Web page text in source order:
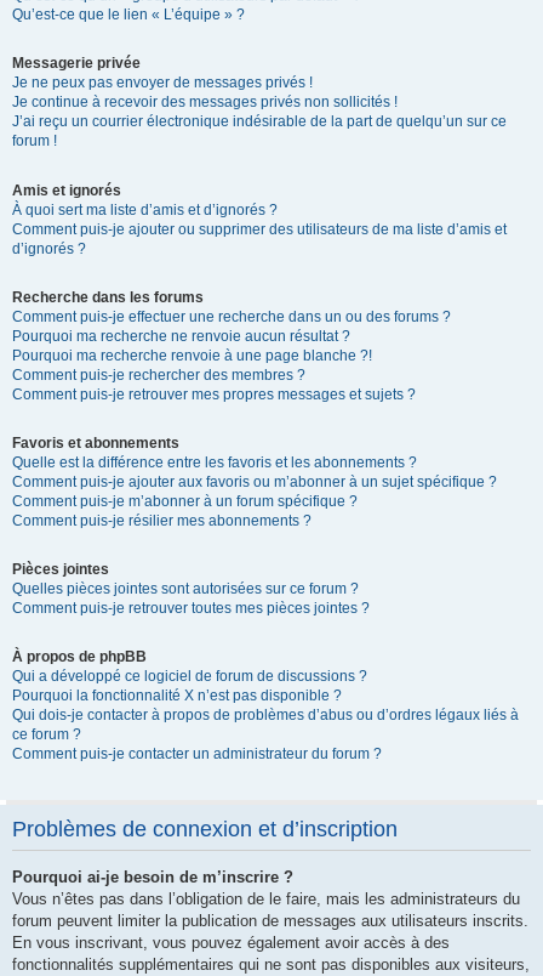
Qu’est-ce que le lien « L’équipe » ?
Messagerie privée
Je ne peux pas envoyer de messages privés !
Je continue à recevoir des messages privés non sollicités !
J’ai reçu un courrier électronique indésirable de la part de quelqu’un sur ce
forum !
Amis et ignorés
À quoi sert ma liste d’amis et d’ignorés ?
Comment puis-je ajouter ou supprimer des utilisateurs de ma liste d’amis et
d’ignorés ?
Recherche dans les forums
Comment puis-je effectuer une recherche dans un ou des forums ?
Pourquoi ma recherche ne renvoie aucun résultat ?
Pourquoi ma recherche renvoie à une page blanche ?!
Comment puis-je rechercher des membres ?
Comment puis-je retrouver mes propres messages et sujets ?
Favoris et abonnements
Quelle est la différence entre les favoris et les abonnements ?
Comment puis-je ajouter aux favoris ou m’abonner à un sujet spécifique ?
Comment puis-je m’abonner à un forum spécifique ?
Comment puis-je résilier mes abonnements ?
Pièces jointes
Quelles pièces jointes sont autorisées sur ce forum ?
Comment puis-je retrouver toutes mes pièces jointes ?
À propos de phpBB
Qui a développé ce logiciel de forum de discussions ?
Pourquoi la fonctionnalité X n’est pas disponible ?
Qui dois-je contacter à propos de problèmes d’abus ou d’ordres légaux liés à
ce forum ?
Comment puis-je contacter un administrateur du forum ?
Problèmes de connexion et d’inscription
Pourquoi ai-je besoin de m’inscrire ?
Vous n’êtes pas dans l’obligation de le faire, mais les administrateurs du
forum peuvent limiter la publication de messages aux utilisateurs inscrits.
En vous inscrivant, vous pouvez également avoir accès à des
fonctionnalités supplémentaires qui ne sont pas disponibles aux visiteurs,